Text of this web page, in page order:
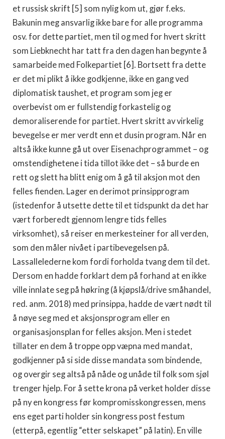
et russisk skrift [5] som nylig kom ut, gjør f.eks.
Bakunin meg ansvarlig ikke bare for alle programma
osv. for dette partiet, men til og med for hvert skritt
som Liebknecht har tatt fra den dagen han begynte å
samarbeide med Folkepartiet [6]. Bortsett fra dette
er det mi plikt å ikke godkjenne, ikke en gang ved
diplomatisk taushet, et program som jeg er
overbevist om er fullstendig forkastelig og
demoraliserende for partiet. Hvert skritt av virkelig
bevegelse er mer verdt enn et dusin program. Når en
altså ikke kunne gå ut over Eisenachprogrammet – og
omstendighetene i tida tillot ikke det – så burde en
rett og slett ha blitt enig om å gå til aksjon mot den
felles fienden. Lager en derimot prinsipprogram
(istedenfor å utsette dette til et tidspunkt da det har
vært forberedt gjennom lengre tids felles
virksomhet), så reiser en merkesteiner for all verden,
som den måler nivået i partibevegelsen på.
Lassallelederne kom fordi forholda tvang dem til det.
Dersom en hadde forklart dem på forhand at en ikke
ville innlate seg på høkring (å kjøpslå/drive småhandel,
red. anm. 2018) med prinsippa, hadde de vært nødt til
å nøye seg med et aksjonsprogram eller en
organisasjonsplan for felles aksjon. Men i stedet
tillater en dem å troppe opp væpna med mandat,
godkjenner på si side disse mandata som bindende,
og overgir seg altså på nåde og unåde til folk som sjøl
trenger hjelp. For å sette krona på verket holder disse
på ny en kongress før kompromisskongressen, mens
ens eget parti holder sin kongress post festum
(etterpå, egentlig “etter selskapet” på latin). En ville